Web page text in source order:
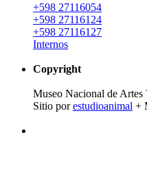
+598 27116054
+598 27116124
+598 27116127
Internos
Copyright
Museo Nacional de Artes
Sitio porestudioanimal +